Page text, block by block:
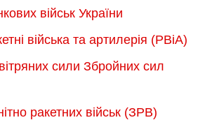
військ України
війська та артилерія (РВіА)
сили Збройних сил
ракетних військ (ЗРВ)